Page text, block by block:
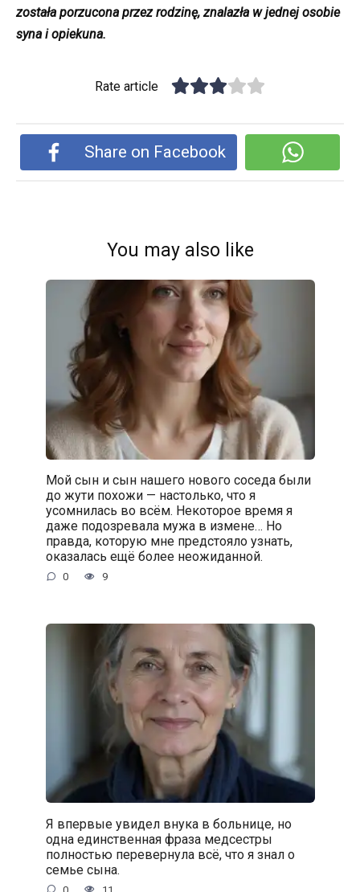
została porzucona przez rodzinę, znalazła w jednej osobie
syna i opiekuna.
Rate article
Share on Facebook
You may also like
Мой сын и сын нашего нового соседа были
до жути похожи — настолько, что я
усомнилась во всём. Некоторое время я
даже подозревала мужа в измене… Но
правда, которую мне предстояло узнать,
оказалась ещё более неожиданной.
0 9
Я впервые увидел внука в больнице, но
одна единственная фраза медсестры
полностью перевернула всё, что я знал о
семье сына.